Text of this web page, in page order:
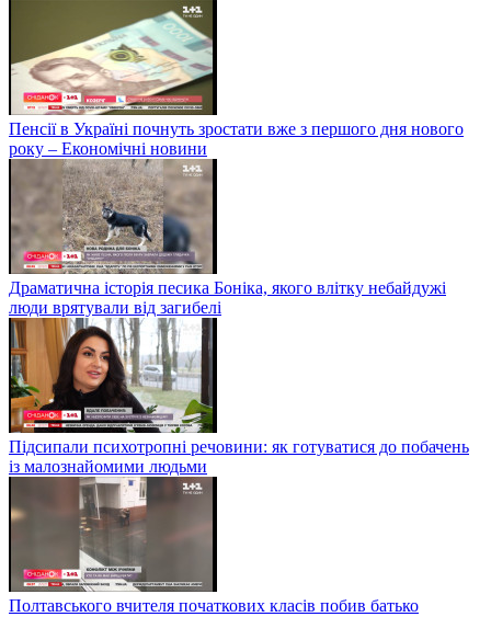
Пенсії в Україні почнуть зростати вже з першого дня нового
року – Економічні новини
Драматична історія песика Боніка, якого влітку небайдужі
люди врятували від загибелі
Підсипали психотропні речовини: як готуватися до побачень
із малознайомими людьми
Полтавського вчителя початкових класів побив батько